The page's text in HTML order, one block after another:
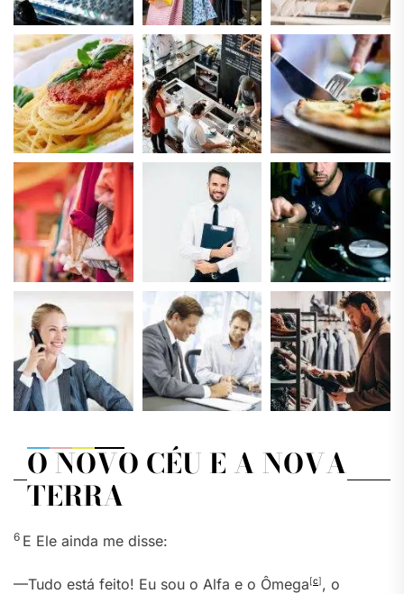
O NOVO CÉU E A NOVA
TERRA
6 E Ele ainda me disse:
—Tudo está feito! Eu sou o Alfa e o Ômega[c], o